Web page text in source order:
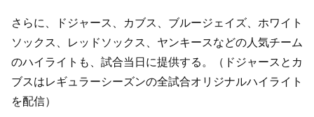
さらに、ドジャース、カブス、ブルージェイズ、ホワイト
ソックス、レッドソックス、ヤンキースなどの人気チーム
のハイライトも、試合当日に提供する。（ドジャースとカ
ブスはレギュラーシーズンの全試合オリジナルハイライト
を配信）